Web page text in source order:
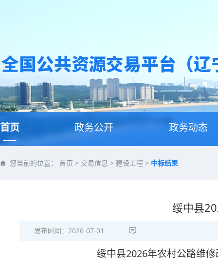
首页 政务公开 政务动态
您当前的位置： 首页 > 交易信息 > 建设工程 > 中标结果
绥中县
发布时间： 2026-07-01
绥中县2026年农村公路维